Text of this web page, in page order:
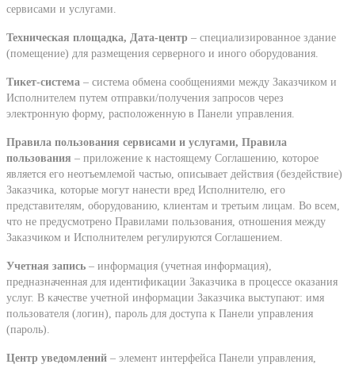
сервисами и услугами.
Техническая площадка, Дата-центр – специализированное здание
(помещение) для размещения серверного и иного оборудования.
Тикет-система – система обмена сообщениями между Заказчиком и
Исполнителем путем отправки/получения запросов через
электронную форму, расположенную в Панели управления.
Правила пользования сервисами и услугами, Правила
пользования – приложение к настоящему Соглашению, которое
является его неотъемлемой частью, описывает действия (бездействие)
Заказчика, которые могут нанести вред Исполнителю, его
представителям, оборудованию, клиентам и третьим лицам. Во всем,
что не предусмотрено Правилами пользования, отношения между
Заказчиком и Исполнителем регулируются Соглашением.
Учетная запись – информация (учетная информация),
предназначенная для идентификации Заказчика в процессе оказания
услуг. В качестве учетной информации Заказчика выступают: имя
пользователя (логин), пароль для доступа к Панели управления
(пароль).
Центр уведомлений – элемент интерфейса Панели управления,